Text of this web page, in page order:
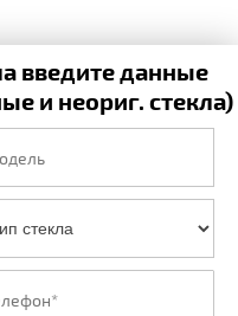
введите данные
и неориг. стекла)